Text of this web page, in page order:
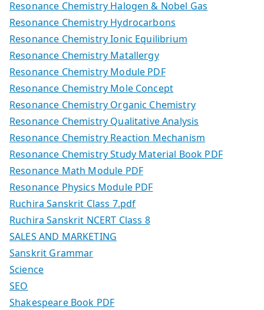
Resonance Chemistry Halogen & Nobel Gas
Resonance Chemistry Hydrocarbons
Resonance Chemistry Ionic Equilibrium
Resonance Chemistry Matallergy
Resonance Chemistry Module PDF
Resonance Chemistry Mole Concept
Resonance Chemistry Organic Chemistry
Resonance Chemistry Qualitative Analysis
Resonance Chemistry Reaction Mechanism
Resonance Chemistry Study Material Book PDF
Resonance Math Module PDF
Resonance Physics Module PDF
Ruchira Sanskrit Class 7.pdf
Ruchira Sanskrit NCERT Class 8
SALES AND MARKETING
Sanskrit Grammar
Science
SEO
Shakespeare Book PDF